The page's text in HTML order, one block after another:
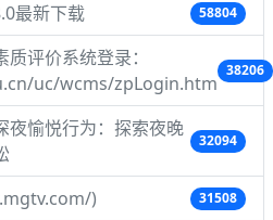
最新下载 58804
评价系统登录：
uc/wcms/zpLogin.htm
38206
夜愉悦行为：探索夜晚
32094
) 31508